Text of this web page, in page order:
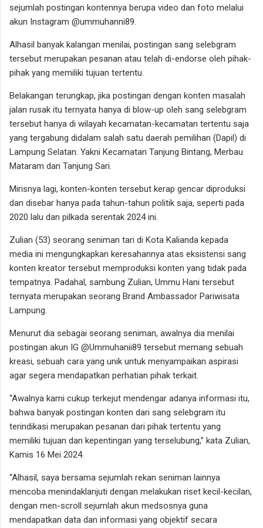
sejumlah postingan kontennya berupa video dan foto melalui
akun Instagram @ummuhanni89.
Alhasil banyak kalangan menilai, postingan sang selebgram
tersebut merupakan pesanan atau telah di-endorse oleh pihak-
pihak yang memiliki tujuan tertentu.
Belakangan terungkap, jika postingan dengan konten masalah
jalan rusak itu ternyata hanya di blow-up oleh sang selebgram
tersebut hanya di wilayah kecamatan-kecamatan tertentu saja
yang tergabung didalam salah satu daerah pemilihan (Dapil) di
Lampung Selatan. Yakni Kecamatan Tanjung Bintang, Merbau
Mataram dan Tanjung Sari.
Mirisnya lagi, konten-konten tersebut kerap gencar diproduksi
dan disebar hanya pada tahun-tahun politik saja, seperti pada
2020 lalu dan pilkada serentak 2024 ini.
Zulian (53) seorang seniman tari di Kota Kalianda kepada
media ini mengungkapkan keresahannya atas eksistensi sang
konten kreator tersebut memproduksi konten yang tidak pada
tempatnya. Padahal, sambung Zulian, Ummu Hani tersebut
ternyata merupakan seorang Brand Ambassador Pariwisata
Lampung.
Menurut dia sebagai seorang seniman, awalnya dia menilai
postingan akun IG @Ummuhanii89 tersebut memang sebuah
kreasi, sebuah cara yang unik untuk menyampaikan aspirasi
agar segera mendapatkan perhatian pihak terkait.
“Awalnya kami cukup terkejut mendengar adanya informasi itu,
bahwa banyak postingan konten dari sang selebgram itu
terindikasi merupakan pesanan dari pihak tertentu yang
memiliki tujuan dan kepentingan yang terselubung,” kata Zulian,
Kamis 16 Mei 2024.
“Alhasil, saya bersama sejumlah rekan seniman lainnya
mencoba menindaklanjuti dengan melakukan riset kecil-kecilan,
dengan men-scroll sejumlah akun medsosnya guna
mendapatkan data dan informasi yang objektif secara